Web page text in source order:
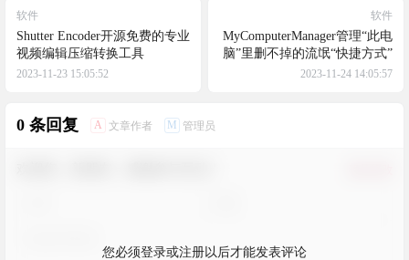
软件
Shutter Encoder开源免费的专业
视频编辑压缩转换工具
2023-11-23 15:05:52
软件
MyComputerManager管理“此电
脑”里删不掉的流氓“快捷方式”
2023-11-24 14:05:57
0 条回复 A 文章作者 M 管理员
您必须登录或注册以后才能发表评论